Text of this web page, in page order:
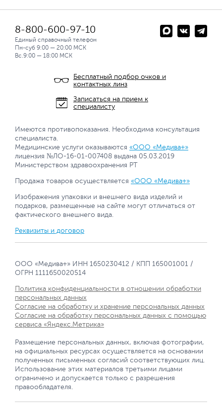
8-800-600-97-10
Единый справочный телефон
Пн-суб 9:00 — 20:00 МСК
Вс.9:00 — 18:00 МСК
Бесплатный подбор очков и
контактных линз
Записаться на прием к
специалисту
Имеются противопоказания. Необходима консультация
специалиста.
Медицинские услуги оказываются «ООО «Медива+»
лицензия №ЛО-16-01-007408 выдана 05.03.2019
Министерством здравоохранения РТ
Продажа товаров осуществляется «ООО «Медива+»
Изображения упаковки и внешнего вида изделий и
подарков, размещенные на сайте могут отличаться от
фактического внешнего вида.
Реквизиты и договор
ООО «Медива+» ИНН 1650230412 / КПП 165001001 /
ОГРН 1111650020514
Политика конфиденциальности в отношении обработки
персональных данных
Согласие на обработку и хранение персональных данных
Согласие на обработку персональных данных с помощью
сервиса «Яндекс.Метрика»
Размещение персональных данных, включая фотографии,
на официальных ресурсах осуществляется на основании
полученных письменных согласий соответствующих лиц.
Использование этих материалов третьими лицами
ограничено и допускается только с разрешения
правообладателя.